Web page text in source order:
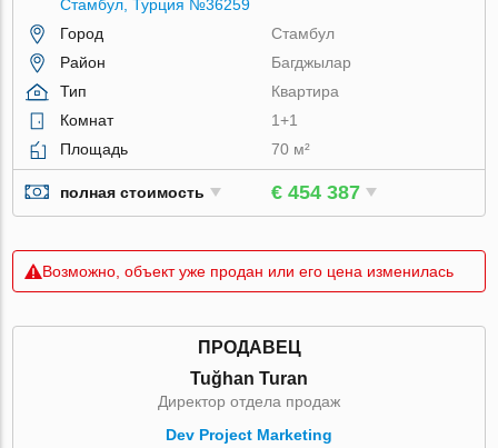
Стамбул, Турция №36259
Город
Стамбул
Район
Багджылар
Тип
Квартира
Комнат
1+1
Площадь
70 м²
полная стоимость € 454 387
Возможно, объект уже продан или его цена изменилась
ПРОДАВЕЦ
Tuğhan Turan
Директор отдела продаж
Dev Project Marketing